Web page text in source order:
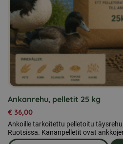
Ankanrehu, pelletit 25 kg
€ 36,00
Ankoille tarkoitettu pelletoitu
Ruotsissa. Kananpelletit ovat